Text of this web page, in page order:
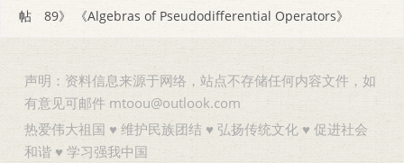
帖 89》
《Algebras of Pseudodifferential Operators》
声明：资料信息来源于网络，站点不存储任何内容文件，如
有意见可邮件 mtoou@outlook.com
热爱伟大祖国 ♥ 维护民族团结 ♥ 弘扬传统文化 ♥ 促进社会
和谐 ♥ 学习强我中国